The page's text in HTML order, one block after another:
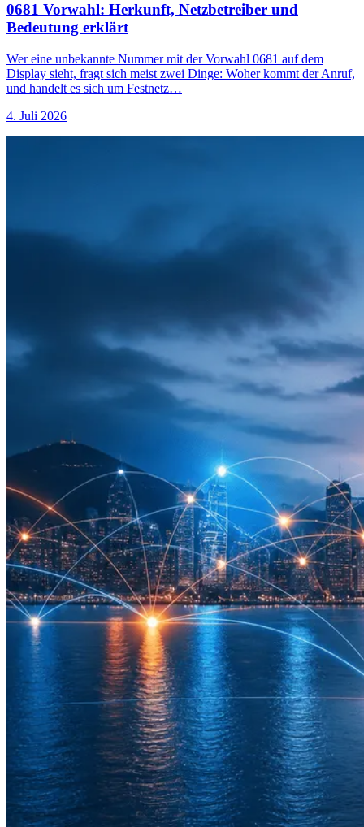
0681 Vorwahl: Herkunft, Netzbetreiber und
Bedeutung erklärt
Wer eine unbekannte Nummer mit der Vorwahl 0681 auf dem
Display sieht, fragt sich meist zwei Dinge: Woher kommt der Anruf,
und handelt es sich um Festnetz…
4. Juli 2026